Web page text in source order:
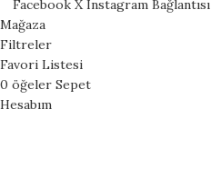
Facebook X Instagram Bağlantısı
Mağaza
Filtreler
Favori Listesi
0 öğeler Sepet
Hesabım